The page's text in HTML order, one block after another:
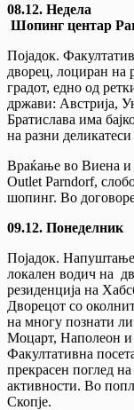
08.12. Недела
Шопинг центар
Појадок.
дворец, лоциран на
градот, едно од
држави: Австрија,
Братислава има
на разни
Враќање во Виена и
Outlet Parndorf,
шопинг. Во
09.12.
Појадок. Напуштање
локален водич на
резиденција на
Дворецот со
на многу познати
Моцарт, Наполеон
Факултативна
прекрасен поглед
активности. Во
Скопје.